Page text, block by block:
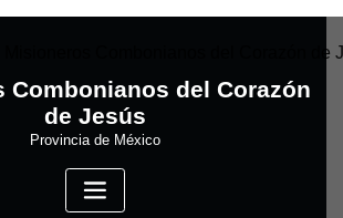
Combonianos del Corazón
de Jesús
Provincia de México